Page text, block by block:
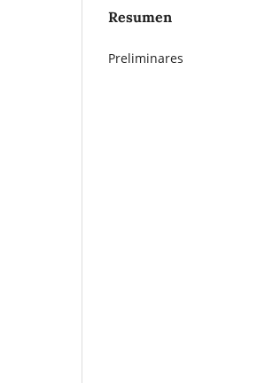
Resumen
Preliminares